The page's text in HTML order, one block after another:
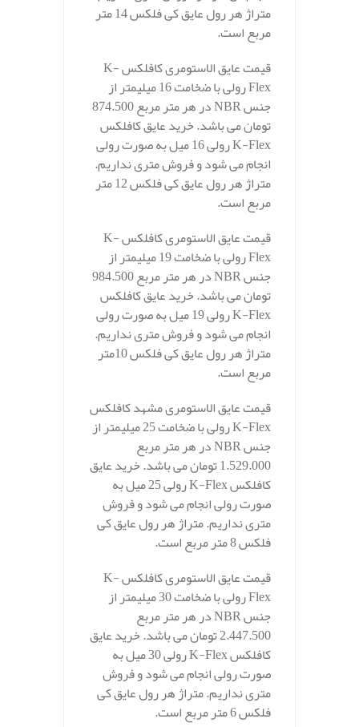
متراژ هر رول عایق کی فلکس 14 متر
مربع است.
قیمت عایق الاستومری کافلکس K-
Flex رولی با ضخامت 16 میلیمتر از
جنس NBR در هر متر مربع 874.500
تومان می باشد. خرید عایق کافلکس
K-Flex رولی 16 میل به صورت رولی
انجام می شود و فروش متری نداریم.
متراژ هر رول عایق کی فلکس 12 متر
مربع است.
قیمت عایق الاستومری کافلکس K-
Flex رولی با ضخامت 19 میلیمتر از
جنس NBR در هر متر مربع 984.500
تومان می باشد. خرید عایق کافلکس
K-Flex رولی 19 میل به صورت رولی
انجام می شود و فروش متری نداریم.
متراژ هر رول عایق کی فلکس 10متر
مربع است.
قیمت عایق الاستومری مشهد کافلکس
K-Flex رولی با ضخامت 25 میلیمتر از
جنس NBR در هر متر مربع
1.529.000 تومان می باشد. خرید عایق
کافلکس K-Flex رولی 25 میل به
صورت رولی انجام می شود و فروش
متری نداریم. متراژ هر رول عایق کی
فلکس 8 متر مربع است.
قیمت عایق الاستومری کافلکس K-
Flex رولی با ضخامت 30 میلیمتر از
جنس NBR در هر متر مربع
2.447.500 تومان می باشد. خرید عایق
کافلکس K-Flex رولی 30 میل به
صورت رولی انجام می شود و فروش
متری نداریم. متراژ هر رول عایق کی
فلکس 6 متر مربع است.